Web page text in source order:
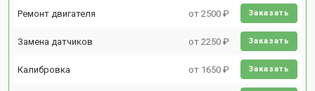
Ремонт двигателя от 2500 ₽ Заказать
Замена датчиков от 2250 ₽ Заказать
Калибровка от 1650 ₽ Заказать